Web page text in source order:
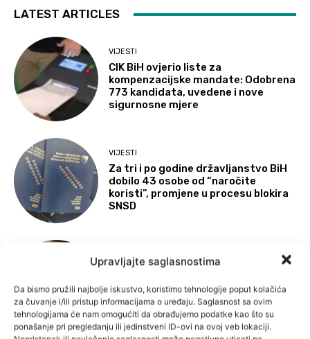
Upravljajte saglasnostima
Da bismo pružili najbolje iskustvo, koristimo tehnologije poput kolačića
za čuvanje i/ili pristup informacijama o uređaju. Saglasnost sa ovim
tehnologijama će nam omogućiti da obrađujemo podatke kao što su
ponašanje pri pregledanju ili jedinstveni ID-ovi na ovoj veb lokaciji.
LATEST ARTICLES
VIJESTI
CIK BiH ovjerio liste za
kompenzacijske mandate: Odobrena
773 kandidata, uvedene i nove
sigurnosne mjere
VIJESTI
Za tri i po godine državljanstvo BiH
dobilo 43 osobe od “naročite
koristi”, promjene u procesu blokira
SNSD
VIJESTI
konzumenata duhana na 16,5 posto